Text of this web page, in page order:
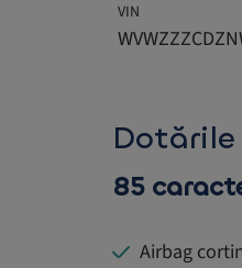
VIN
85
Airbag